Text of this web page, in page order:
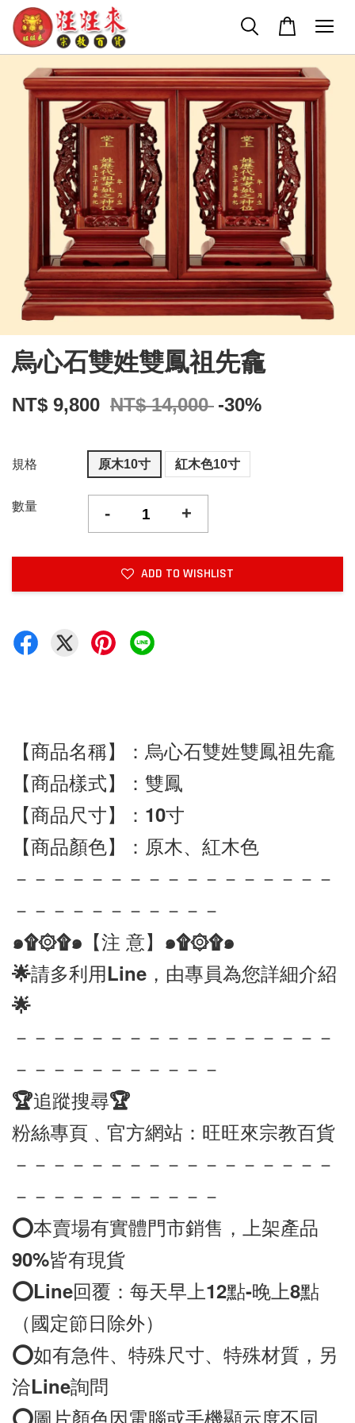
烏心石雙姓雙鳳祖先龕
NT$ 9,800 NT$ 14,000 -30%
規格 原木10寸 紅木色10寸
數量 - +
ADD TO WISHLIST
【商品名稱】：烏心石雙姓雙鳳祖先龕
【商品樣式】：雙鳳
【商品尺寸】：10寸
【商品顏色】：原木、紅木色
－－－－－－－－－－－－－－－－－
－－－－－－－－－－－
๑۩۞۩๑【注 意】๑۩۞۩๑
🌟請多利用Line，由專員為您詳細介紹
🌟
－－－－－－－－－－－－－－－－－
－－－－－－－－－－－
🏆追蹤搜尋🏆
粉絲專頁﹑官方網站：旺旺來宗教百貨
－－－－－－－－－－－－－－－－－
－－－－－－－－－－－
⭕️本賣場有實體門市銷售，上架產品
90%皆有現貨
⭕️Line回覆：每天早上12點-晚上8點
（國定節日除外）
⭕️如有急件、特殊尺寸、特殊材質，另
洽Line詢問